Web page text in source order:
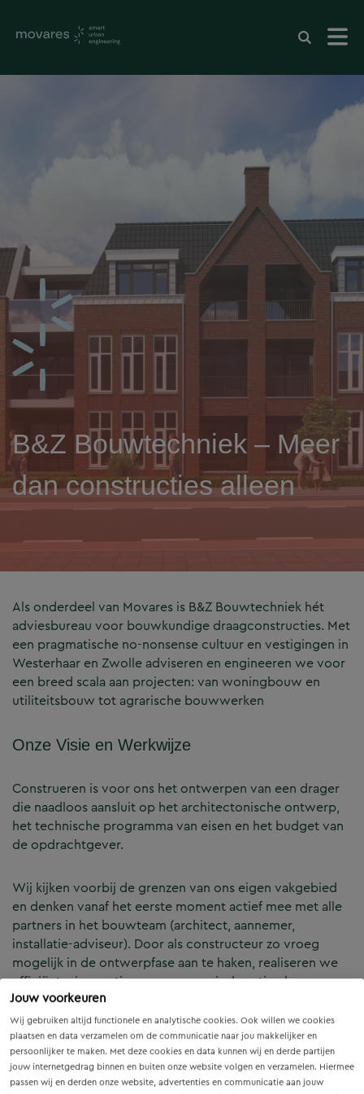
Jouw voorkeuren
Wij gebruiken altijd functionele en analytische cookies. Ook willen we cookies
plaatsen en data verzamelen om de communicatie naar jou makkelijker en
persoonlijker te maken. Met deze cookies en data kunnen wij en derde partijen
jouw internetgedrag binnen en buiten onze website volgen en verzamelen. Hiermee
passen wij en derden onze website, advertenties en communicatie aan jouw
B&Z Bouwtechniek – Meer
dan constructies alleen
Als onderdeel van Movares is B&Z Bouwtechniek hét
adviesbureau voor bouwkundige draagconstructies. Met
een pragmatische no-nonsense cultuur en vestigingen in
Westerhaar en Zwolle adviseren en engineeren we voor
een breed scala aan projecten: van woningbouw en
utiliteitsbouw tot agrarische bouwwerken
Onze Visie en Werkwijze
Construeren is voor ons het ontwerpen van een drager
die naadloos aansluit op het architectonische ontwerp,
het technische programma van eisen en het budget van
de opdrachtgever.
Wij kijken voorbij de grenzen van ons eigen vakgebied
en denken vanaf het eerste moment actief mee met alle
partners in het bouwteam (architect, aannemer,
installatie-adviseur). Door als constructeur zo vroeg
mogelijk in de ontwerpfase aan te haken, realiseren we
efficiënte, innovatieve en economisch optimale
constructies — voor zowel nieuwbouw als renovatie.
Onze Expertises en Activiteiten
B&Z Bouwtechniek verzorgt het volledige constructieve